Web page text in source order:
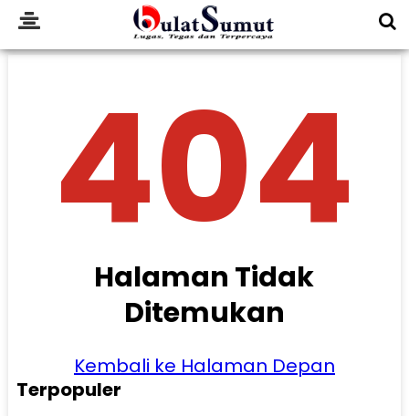
404
Halaman Tidak
Ditemukan
Kembali ke Halaman Depan
Terpopuler